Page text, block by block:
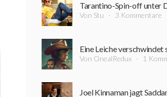
Von Stu 3 Kommentare
Von OnealRedux 1